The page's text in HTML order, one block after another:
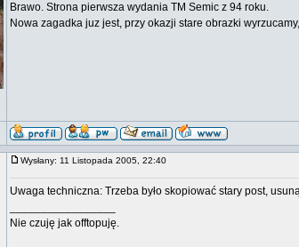
Brawo. Strona pierwsza wydania TM Semic z 94 roku.
Nowa zagadka juz jest, przy okazji stare obrazki
Wysłany: 11 Listopada 2005, 22:40
Uwaga techniczna: Trzeba było skopiować stary post,
Nie czuję jak offtopuję.